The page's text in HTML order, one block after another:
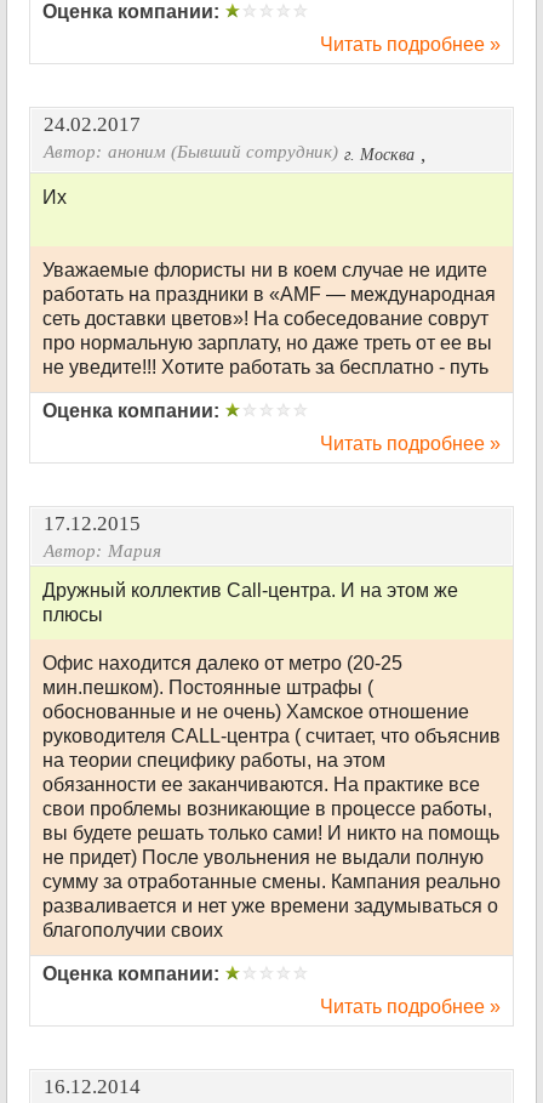
Оценка компании:
Читать подробнее »
24.02.2017
Автор: аноним (Бывший сотрудник) ,
г. Москва
Их
Уважаемые флористы ни в коем случае не идите
работать на праздники в «AMF — международная
сеть доставки цветов»! На собеседование соврут
про нормальную зарплату, но даже треть от ее вы
не уведите!!! Хотите работать за бесплатно - путь
Оценка компании:
Читать подробнее »
17.12.2015
Автор: Мария
Дружный коллектив Call-центра. И на этом же
плюсы
Офис находится далеко от метро (20-25
мин.пешком). Постоянные штрафы (
обоснованные и не очень) Хамское отношение
руководителя CALL-центра ( считает, что объяснив
на теории специфику работы, на этом
обязанности ее заканчиваются. На практике все
свои проблемы возникающие в процессе работы,
вы будете решать только сами! И никто на помощь
не придет) После увольнения не выдали полную
сумму за отработанные смены. Кампания реально
разваливается и нет уже времени задумываться о
благополучии своих
Оценка компании:
Читать подробнее »
16.12.2014